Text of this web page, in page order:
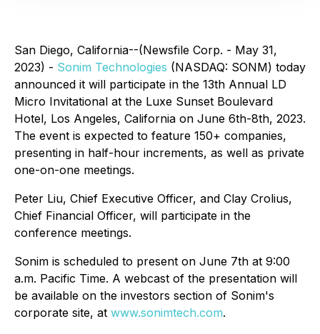
San Diego, California--(Newsfile Corp. - May 31,
2023) - Sonim Technologies (NASDAQ: SONM) today
announced it will participate in the 13th Annual LD
Micro Invitational at the Luxe Sunset Boulevard
Hotel, Los Angeles, California on June 6th-8th, 2023.
The event is expected to feature 150+ companies,
presenting in half-hour increments, as well as private
one-on-one meetings.
Peter Liu, Chief Executive Officer, and Clay Crolius,
Chief Financial Officer, will participate in the
conference meetings.
Sonim is scheduled to present on June 7th at 9:00
a.m. Pacific Time. A webcast of the presentation will
be available on the investors section of Sonim's
corporate site, at www.sonimtech.com.